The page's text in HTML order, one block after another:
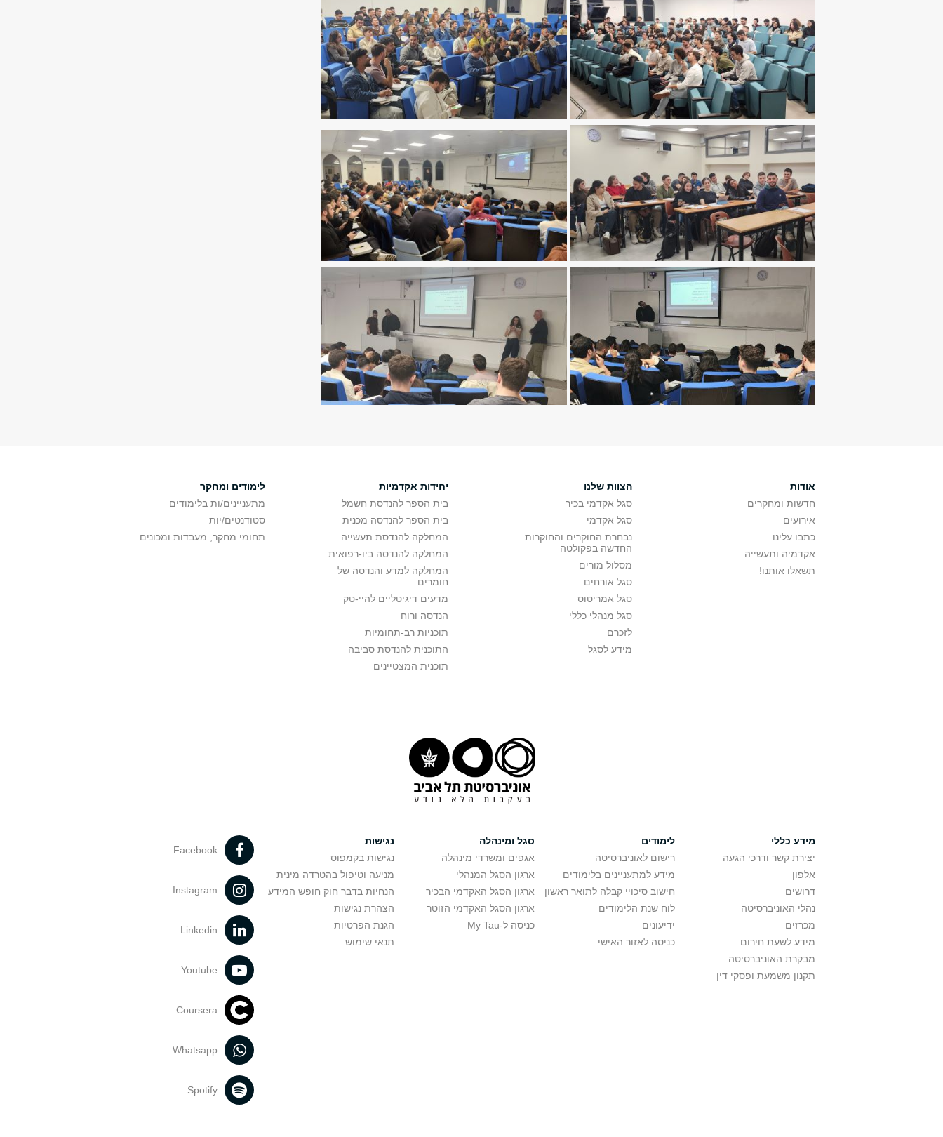
אודות
חדשות ומחקרים
אירועים
כתבו עלינו
אקדמיה ותעשייה
תשאלו אותנו!
הצוות שלנו
סגל אקדמי בכיר
סגל אקדמי
נבחרת החוקרים והחוקרות
החדשה בפקולטה
מסלול מורים
סגל אורחים
סגל אמריטוס
סגל מנהלי כללי
לזכרם
מידע לסגל
יחידות אקדמיות
בית הספר להנדסת חשמל
בית הספר להנדסה מכנית
המחלקה להנדסת תעשייה
המחלקה להנדסה ביו-רפואית
המחלקה למדע והנדסה של
חומרים
מדעים דיגיטליים להיי-טק
הנדסה ורוח
תוכניות רב-תחומיות
התוכנית להנדסת סביבה
תוכנית המצטיינים
לימודים ומחקר
מתעניינים/ות בלימודים
סטודנטים/יות
תחומי מחקר, מעבדות ומכונים
מידע כללי
יצירת קשר ודרכי הגעה
אלפון
דרושים
נהלי האוניברסיטה
מכרזים
מידע לשעת חירום
מבקרת האוניברסיטה
תקנון משמעת ופסקי דין
לימודים
רישום לאוניברסיטה
מידע למתעניינים בלימודים
חישוב סיכויי קבלה לתואר ראשון
לוח שנת הלימודים
ידיעונים
כניסה לאזור האישי
סגל ומינהלה
אגפים ומשרדי מינהלה
ארגון הסגל המנהלי
ארגון הסגל האקדמי הבכיר
ארגון הסגל האקדמי הזוטר
כניסה ל-My Tau
נגישות
נגישות בקמפוס
מניעה וטיפול בהטרדה מינית
הנחיות בדבר חוק חופש המידע
הצהרת נגישות
הגנת הפרטיות
תנאי שימוש
Facebook
Instagram
Linkedin
Youtube
Coursera
Whatsapp
Spotify